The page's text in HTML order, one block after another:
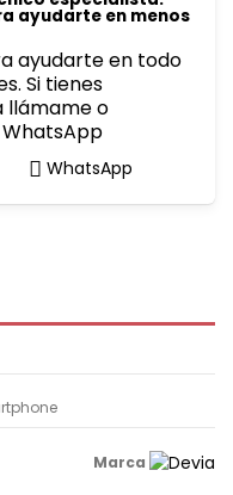
ayudarte en menos
ayudarte en todo
Si tienes
llámame o
WhatsApp
Marca